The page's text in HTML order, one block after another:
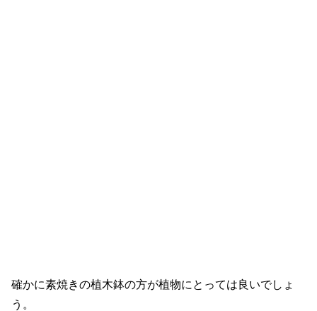
確かに素焼きの植木鉢の方が植物にとっては良いでしょ
う。